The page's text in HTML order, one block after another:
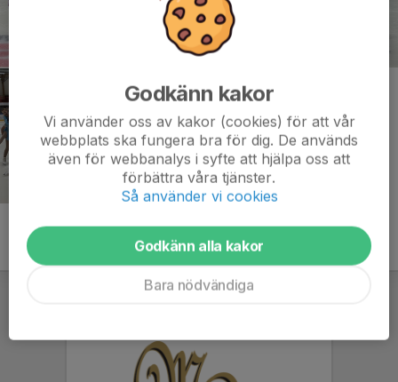
Godkänn kakor
Vi använder oss av kakor (cookies) för att vår
webbplats ska fungera bra för dig. De används
även för webbanalys i syfte att hjälpa oss att
förbättra våra tjänster.
Så använder vi cookies
Godkänn alla kakor
Bara nödvändiga